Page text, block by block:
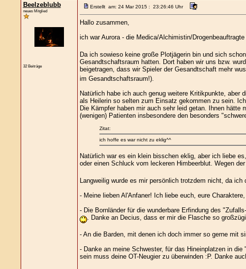
Beelzeblubb
neues Mitglied
32 Beiträge
Erstellt am: 24 Mar 2015 : 23:26:46 Uhr
Hallo zusammen,
ich war Aurora - die Medica/Alchimistin/
Da ich sowieso keine große Plotjägerin bin und sich
Gesandtschaftsraum hatten. Dort haben wir uns bzw.
beigetragen, dass wir Spieler der Gesandtschaft mehr
im Gesandtschaftsraum!).
Natürlich habe ich auch genug weitere Kritikpunkte,
als Heilerin so selten zum Einsatz gekommen zu sein.
Die Kämpfer haben mir auch sehr leid getan. Ihnen
(wenigen) Patienten insbesondere den besonders
Zitat:
ich hoffe es war nicht zu eklig^^
Natürlich war es ein klein bisschen eklig, aber ich liebe
oder einen Schluck vom leckeren Himbeerblut. Wegen
Langweilig wurde es mir persönlich trotzdem nicht, da
- Meine lieben Al'Anfaner! Ich liebe euch, eure
- Die Bornländer für die wunderbare Erfindung des
. Danke an Decius, dass er mir die Flasche so
- An die Barden, mit denen ich doch immer so gerne mit
- Danke an meine Schwester, für das Hineinplatzen in
sein muss deine OT-Neugier zu überwinden :P. Danke